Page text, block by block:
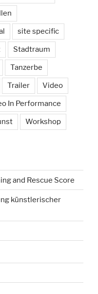
site specific
Stadtraum
Tanzerbe
Trailer Video
In Performance
Workshop
and Rescue Score
künstlerischer